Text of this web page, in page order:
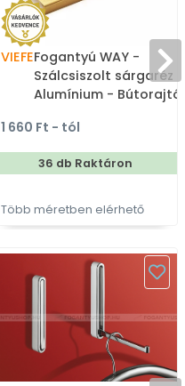
VIEFEFogantyú WAY -
Szálcsiszolt sárgaréz
Alumínium - Bútorajtó
fém fogantyú
1 660 Ft - tól
36 db Raktáron
Több méretben elérhető